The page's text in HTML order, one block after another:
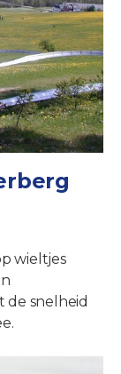
wieltjes
snelheid